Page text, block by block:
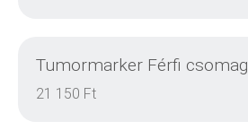
Tumormarker Férfi csomag
21 150 Ft